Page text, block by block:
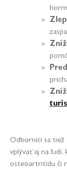
Odborníci sa tiež
vplývať aj na
osteoartritídu či